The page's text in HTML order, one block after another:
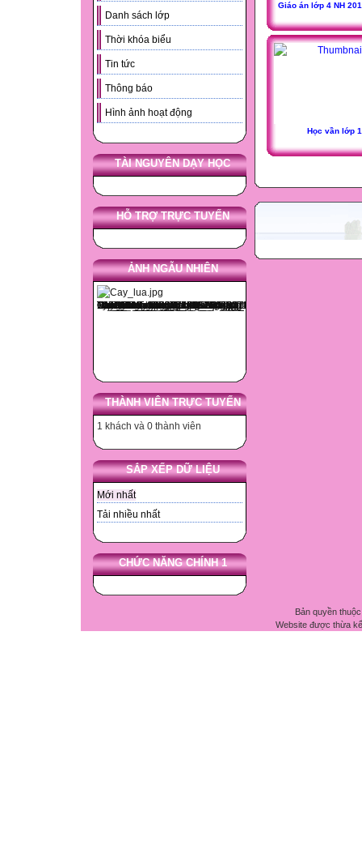
Danh sách lớp
Thời khóa biểu
Tin tức
Thông báo
Hình ảnh hoạt động
TÀI NGUYÊN DẠY HỌC
HỖ TRỢ TRỰC TUYẾN
ẢNH NGẪU NHIÊN
THÀNH VIÊN TRỰC TUYẾN
1 khách và 0 thành viên
SẮP XẾP DỮ LIỆU
Mới nhất
Tải nhiều nhất
CHỨC NĂNG CHÍNH 1
Giáo án lớp 4 NH
Học vần lớp 1
Bản quyền
Website được thừa